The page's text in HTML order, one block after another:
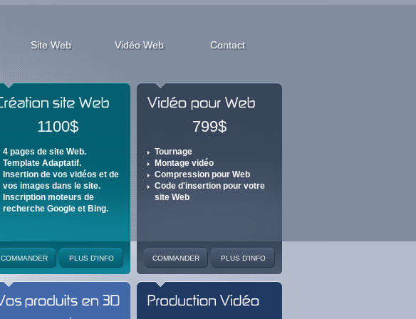
Site Web Vidéo Web Contact
COMMANDER PLUS D'INFO
1100$
4 pages de site Web.
Template Adaptatif.
Insertion de vos vidéos et de
vos images dans le site.
Inscription moteurs de
recherche Google et Bing.
COMMANDER PLUS D'INFO
799$
Tournage
Montage vidéo
Compression pour Web
Code d'insertion pour votre
site Web